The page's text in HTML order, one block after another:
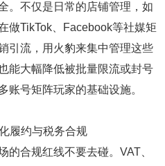
。不仅是日常的店铺管理，如
做TikTok、Facebook等社媒矩
引流，用火豹来集中管理这些
能大幅降低被批量限流或封号
账号矩阵玩家的基础设施。
履约与税务合规
合规红线不要去碰。 VAT、